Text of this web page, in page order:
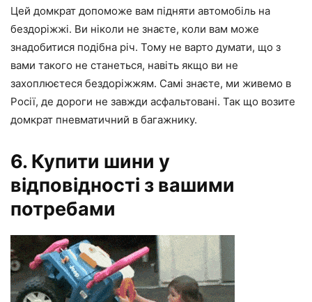
Цей домкрат допоможе вам підняти автомобіль на
бездоріжжі. Ви ніколи не знаєте, коли вам може
знадобитися подібна річ. Тому не варто думати, що з
вами такого не станеться, навіть якщо ви не
захоплюєтеся бездоріжжям. Самі знаєте, ми живемо в
Росії, де дороги не завжди асфальтовані. Так що возите
домкрат пневматичний в багажнику.
6. Купити шини у
відповідності з вашими
потребами